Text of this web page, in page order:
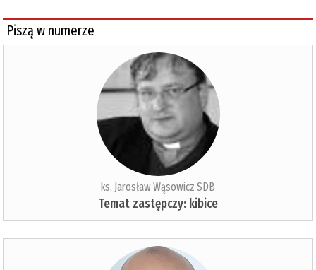
Piszą w numerze
ks. Jarosław Wąsowicz SDB
Temat zastępczy: kibice